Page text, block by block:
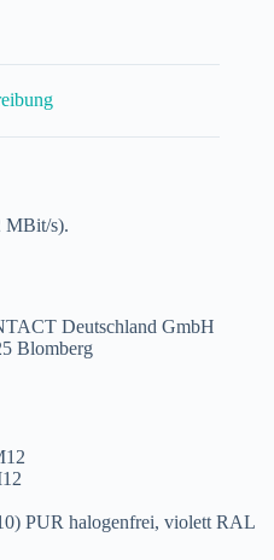
MBit/s).
Deutschland GmbH
Blomberg
PUR halogenfrei, violett RAL